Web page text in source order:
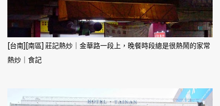
[台南][南區] 莊記熱炒｜金華路一段上，晚餐時段總是很熱鬧的家常
熱炒｜食記